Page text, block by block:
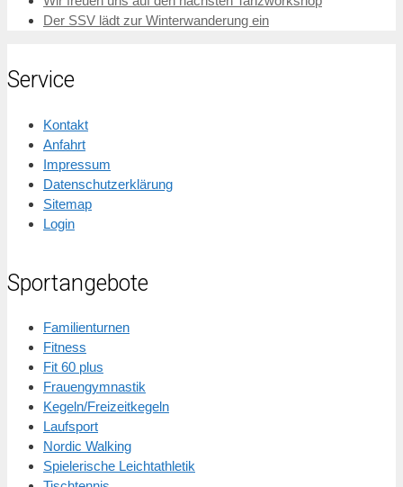
Der SSV lädt zur Winterwanderung ein
Service
Kontakt
Anfahrt
Impressum
Datenschutzerklärung
Sitemap
Login
Sportangebote
Familienturnen
Fitness
Fit 60 plus
Frauengymnastik
Kegeln/Freizeitkegeln
Laufsport
Nordic Walking
Spielerische Leichtathletik